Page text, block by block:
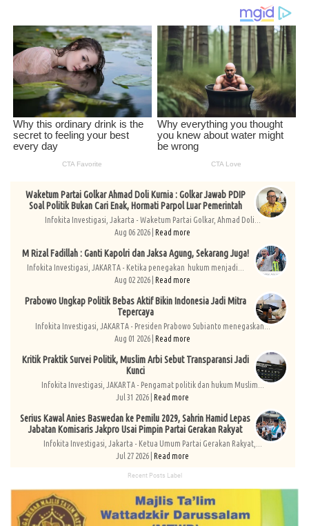
Waketum Partai Golkar Ahmad Doli Kurnia : Golkar Jawab PDIP
Soal Politik Bukan Cari Enak, Hormati Parpol Luar Pemerintah
Infokita Investigasi, Jakarta - Waketum Partai Golkar, Ahmad Doli...
Aug 06 2026 | Read more
M Rizal Fadillah : Ganti Kapolri dan Jaksa Agung, Sekarang Juga!
Infokita Investigasi, JAKARTA - Ketika penegakan hukum menjadi...
Aug 02 2026 | Read more
Prabowo Ungkap Politik Bebas Aktif Bikin Indonesia Jadi Mitra
Tepercaya
Infokita Investigasi, JAKARTA - Presiden Prabowo Subianto menegaskan...
Aug 01 2026 | Read more
Kritik Praktik Survei Politik, Muslim Arbi Sebut Transparansi Jadi
Kunci
Infokita Investigasi, JAKARTA - Pengamat politik dan hukum Muslim...
Jul 31 2026 | Read more
Serius Kawal Anies Baswedan ke Pemilu 2029, Sahrin Hamid Lepas
Jabatan Komisaris Jakpro Usai Pimpin Partai Gerakan Rakyat
Infokita Investigasi, Jakarta - Ketua Umum Partai Gerakan Rakyat,...
Jul 27 2026 | Read more
Recent Posts Label